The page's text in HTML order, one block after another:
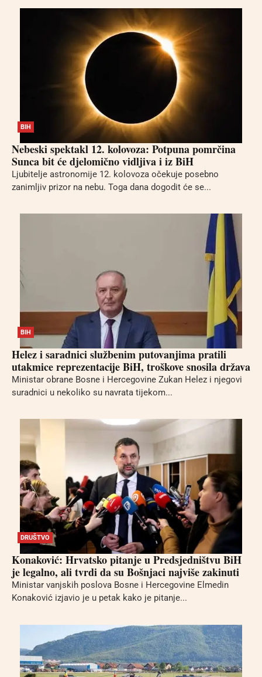
BIH
Nebeski spektakl 12. kolovoza: Potpuna pomrčina
Sunca bit će djelomično vidljiva i iz BiH
Ljubitelje astronomije 12. kolovoza očekuje posebno
zanimljiv prizor na nebu. Toga dana dogodit će se...
BIH
Helez i saradnici službenim putovanjima pratili
utakmice reprezentacije BiH, troškove snosila država
Ministar obrane Bosne i Hercegovine Zukan Helez i njegovi
suradnici u nekoliko su navrata tijekom...
DRUŠTVO
Konaković: Hrvatsko pitanje u Predsjedništvu BiH
je legalno, ali tvrdi da su Bošnjaci najviše zakinuti
Ministar vanjskih poslova Bosne i Hercegovine Elmedin
Konaković izjavio je u petak kako je pitanje...